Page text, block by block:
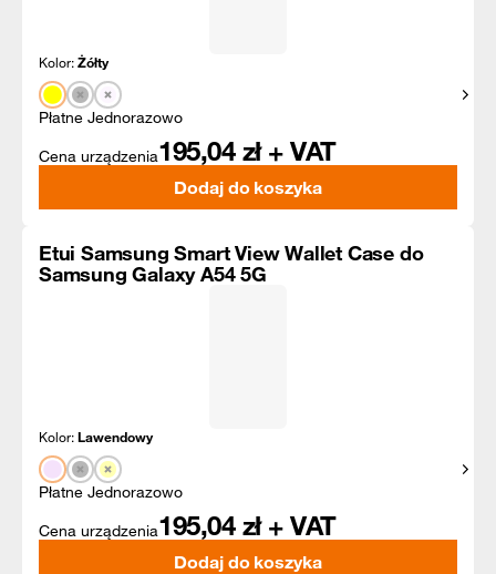
Kolor:Żółty
Płatne Jednorazowo
Cena urządzenia195,04 zł + VAT
Dodaj do koszyka
Etui Samsung Smart View Wallet Case do
Samsung Galaxy A54 5G
Kolor:Lawendowy
Płatne Jednorazowo
Cena urządzenia195,04 zł + VAT
Dodaj do koszyka